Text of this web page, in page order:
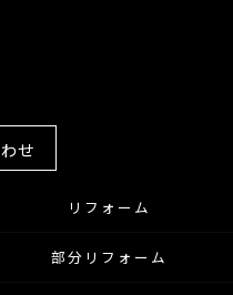
せ
リフォーム
部分リフォーム